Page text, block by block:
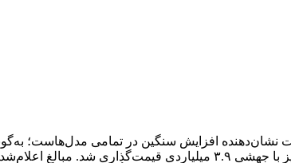
کرد. این لیست نشان‌دهنده افزایش سنگین در تمامی
پلاس با رشد ۱۶۰ تا بیش از ۲۰۰ میلیون تومان مواجه شدند و اتوبوس شهری دیزل